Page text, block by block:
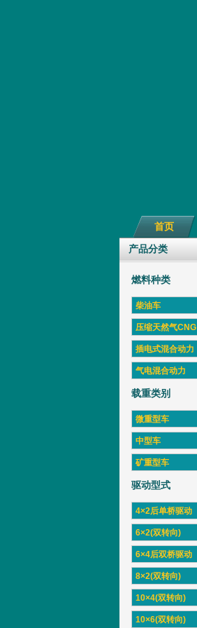
首页
产品分类
燃料种类
柴油车
压缩天然气CNG
插电式混合动力
气电混合动力
载重类别
微重型车
中型车
矿重型车
驱动型式
4×2后单桥驱动
6×2(双转向)
6×4后双桥驱动
8×2(双转向)
10×4(双转向)
10×6(双转向)